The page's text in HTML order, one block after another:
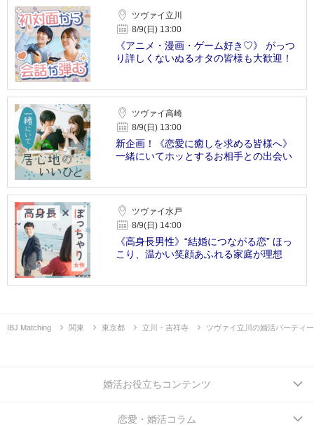
ツヴァイ立川
8/9(日) 13:00
《アニメ・漫画・ゲーム好き♡》 がっつ
り詳しくないぬるオタの皆様も大歓迎！
ツヴァイ高崎
8/9(日) 13:00
新企画！《恋愛に癒しを求める皆様へ》
一緒にいてホッとするお相手との出会い
ツヴァイ水戸
8/9(日) 14:00
《高身長男性》“結婚につながる恋” ほっ
こり、温かい笑顔あふれる家庭が理想
IBJ Matching 関東 東京都 立川・吉祥寺 ツヴァイ立川の婚活パーティー
婚活お役立ちコンテンツ
恋愛・婚活コラム